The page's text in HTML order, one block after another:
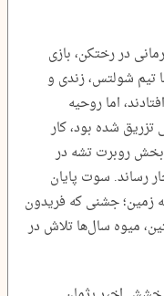
در رختکن، بازی
تیم شولتس، زندی و
اما روحیه
شده بود، کار
روبرت تشه در
رساند. سوت پایان
زمین؛ جشنی که فریدون
میوه سال‌ها تلاش در